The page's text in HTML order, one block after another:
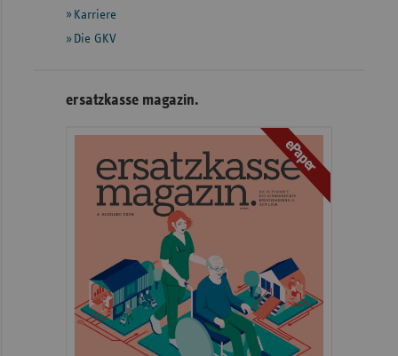
Karriere
Die GKV
ersatzkasse magazin.
ePaper